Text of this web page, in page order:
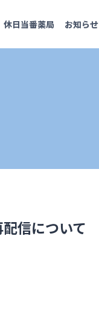
休日当番薬局 お知らせ
信について